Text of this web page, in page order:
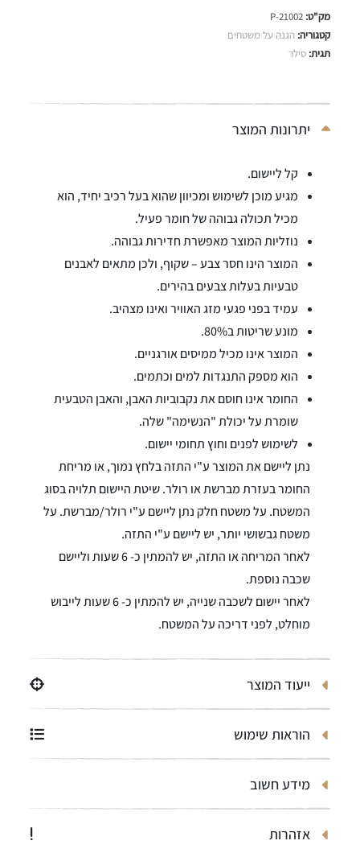
מק"ט:P-21002
קטגוריה:הגנה על משטחים
תגית:סילר
יתרונות המוצר
קל ליישום.
מגיע מוכן לשימוש ומכיוון שהוא בעל רכיב יחיד, הוא
מכיל תכולה גבוהה של חומר פעיל.
נוזליות המוצר מאפשרת חדירות גבוהה.
המוצר הינו חסר צבע – שקוף, ולכן מתאים לאבנים
טבעיות בעלות צבעים בהירים.
עמיד בפני פגעי מזג האוויר ואינו מצהיב.
מונע שריטות ב80%.
המוצר אינו מכיל ממיסים אורגניים.
הוא מספק התנגדות למים וכתמים.
החומר אינו חוסם את נקבוביות האבן, והאבן הטבעית
שומרת על יכולת "הנשימה" שלה.
לשימוש לפנים וחוץ תחומי יישום.
נתן ליישם את המוצר ע"י התזה בלחץ נמוך, או מריחת
החומר בעזרת מברשת או רולר. שיטת היישום תלויה בסוג
המשטח. על משטח חלק נתן ליישם ע"י רולר/מברשת. על
משטח גבשושי יותר, יש ליישם ע"י התזה.
לאחר המריחה או התזה, יש להמתין כ- 6 שעות וליישם
שכבה נוספת.
לאחר יישום לשכבה שנייה, יש להמתין כ- 6 שעות לייבוש
מוחלט, לפני דריכה על המשטח.
ייעוד המוצר
הוראות שימוש
מידע חשוב
אזהרות